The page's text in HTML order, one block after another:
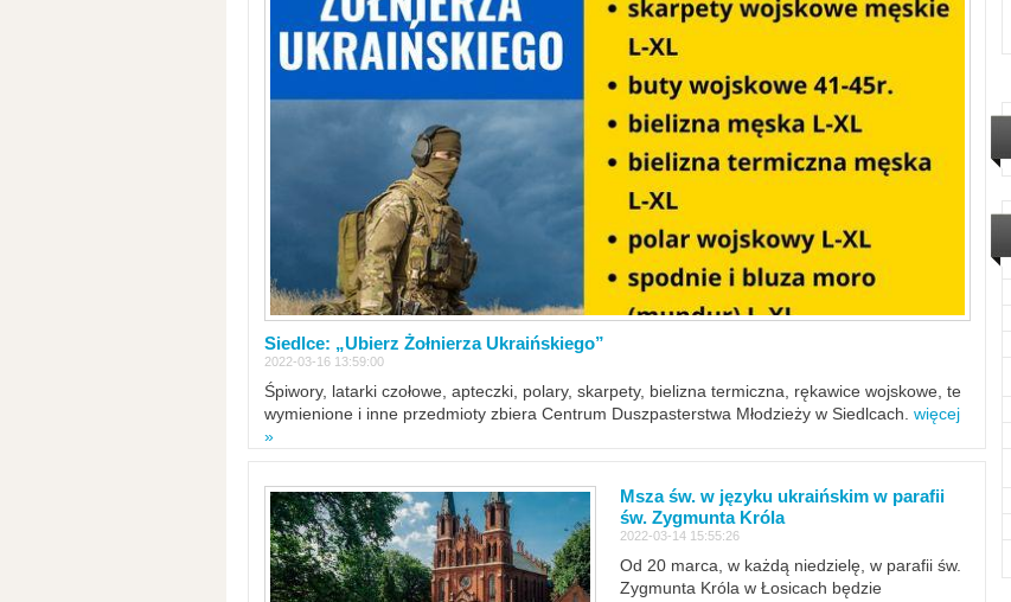
Siedlce: „Ubierz Żołnierza Ukraińskiego”
2022-03-16 13:59:00
Śpiwory, latarki czołowe, apteczki, polary, skarpety, bielizna termiczna, rękawice wojskowe, te
wymienione i inne przedmioty zbiera Centrum Duszpasterstwa Młodzieży w Siedlcach. więcej
»
Msza św. w języku ukraińskim w parafii
św. Zygmunta Króla
2022-03-14 15:55:26
Od 20 marca, w każdą niedzielę, w parafii św.
Zygmunta Króla w Łosicach będzie